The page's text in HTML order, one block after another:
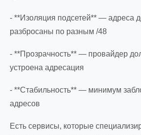
- **Изоляция подсетей** — адреса
разбросаны по разным /48
- **Прозрачность** — провайдер
устроена адресация
- **Стабильность** — минимум
адресов
Есть сервисы, которые